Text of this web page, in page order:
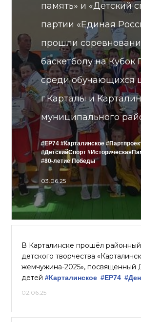
память» и «Детский
партии «Единая
прошли
баскетболу на
среди обучающихся
г.Карталы и
муниципального
#ЕР74 #Карталинское
#ДетскийСпорт
#80-летие Победы
03.06.25
В Карталинске прошёл
детского творчества
жемчужина-2025», посвященный
детей #Карталинское #ЕР74
02.06.25